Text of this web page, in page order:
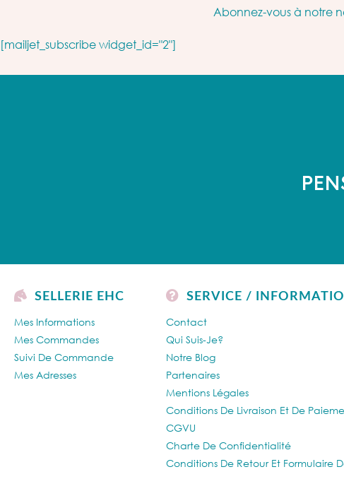
Abonnez-vous à notre
[mailjet_subscribe widget_id="2"]
SELLERIE EHC
Mes Informations
Mes Commandes
Suivi De Commande
Mes Adresses
SERVICE /
Contact
Qui Suis-Je?
Notre Blog
Partenaires
Mentions Légales
Conditions De Livraison Et De
CGVU
Charte De Confidentialité
Conditions De Retour Et Formulaire